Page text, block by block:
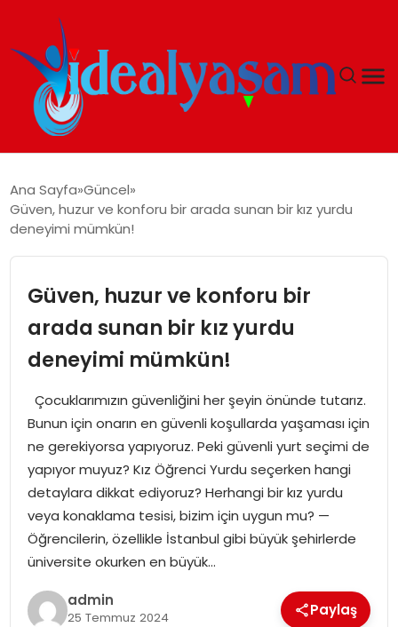
GÜNDEM
İDEAL SPOR
YAŞAM
MAGAZIN
SAĞLIK
SOSYAL HABER
Ana Sayfa Güncel
Güven, huzur ve konforu bir arada sunan bir kız yurdu
deneyimi mümkün!
Güven, huzur ve konforu bir
arada sunan bir kız yurdu
deneyimi mümkün!
Çocuklarımızın güvenliğini her şeyin önünde tutarız.
Bunun için onarın en güvenli koşullarda yaşaması için
ne gerekiyorsa yapıyoruz. Peki güvenli yurt seçimi de
yapıyor muyuz? Kız Öğrenci Yurdu seçerken hangi
detaylara dikkat ediyoruz? Herhangi bir kız yurdu
veya konaklama tesisi, bizim için uygun mu? —
Öğrencilerin, özellikle İstanbul gibi büyük şehirlerde
üniversite okurken en büyük…
admin
25 Temmuz 2024 Paylaş